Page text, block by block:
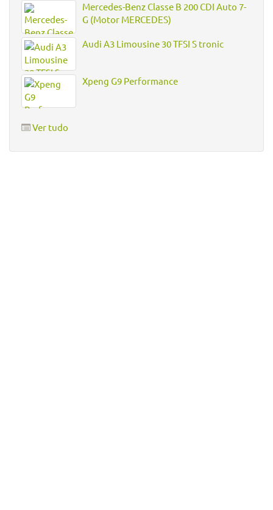
Mercedes-Benz Classe B 200 CDI Auto 7-
G (Motor MERCEDES)
Audi A3 Limousine 30 TFSI S tronic
Xpeng G9 Performance
Ver tudo